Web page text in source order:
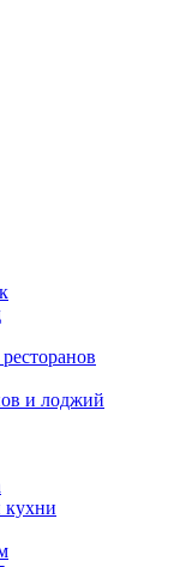
и лоджий
кухни